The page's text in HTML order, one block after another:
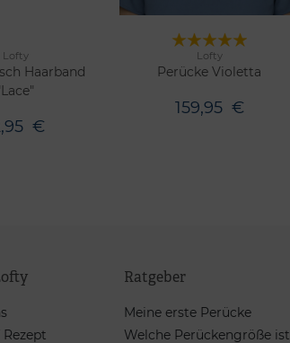
Lofty
Haarband
€
Lofty
Perücke Violetta
159,95 €
Ratgeber
Meine erste Perücke
Welche Perückengröße ist